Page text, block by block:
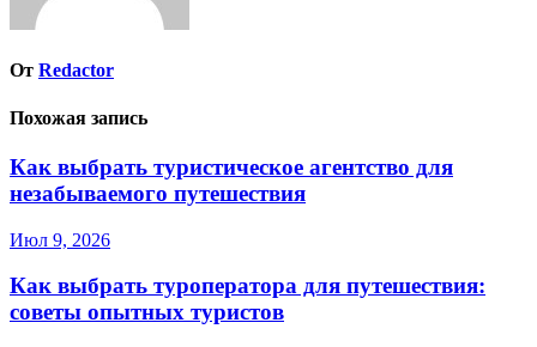
От Redactor
Похожая запись
Как выбрать туристическое агентство для
незабываемого путешествия
Июл 9, 2026
Как выбрать туроператора для путешествия:
советы опытных туристов